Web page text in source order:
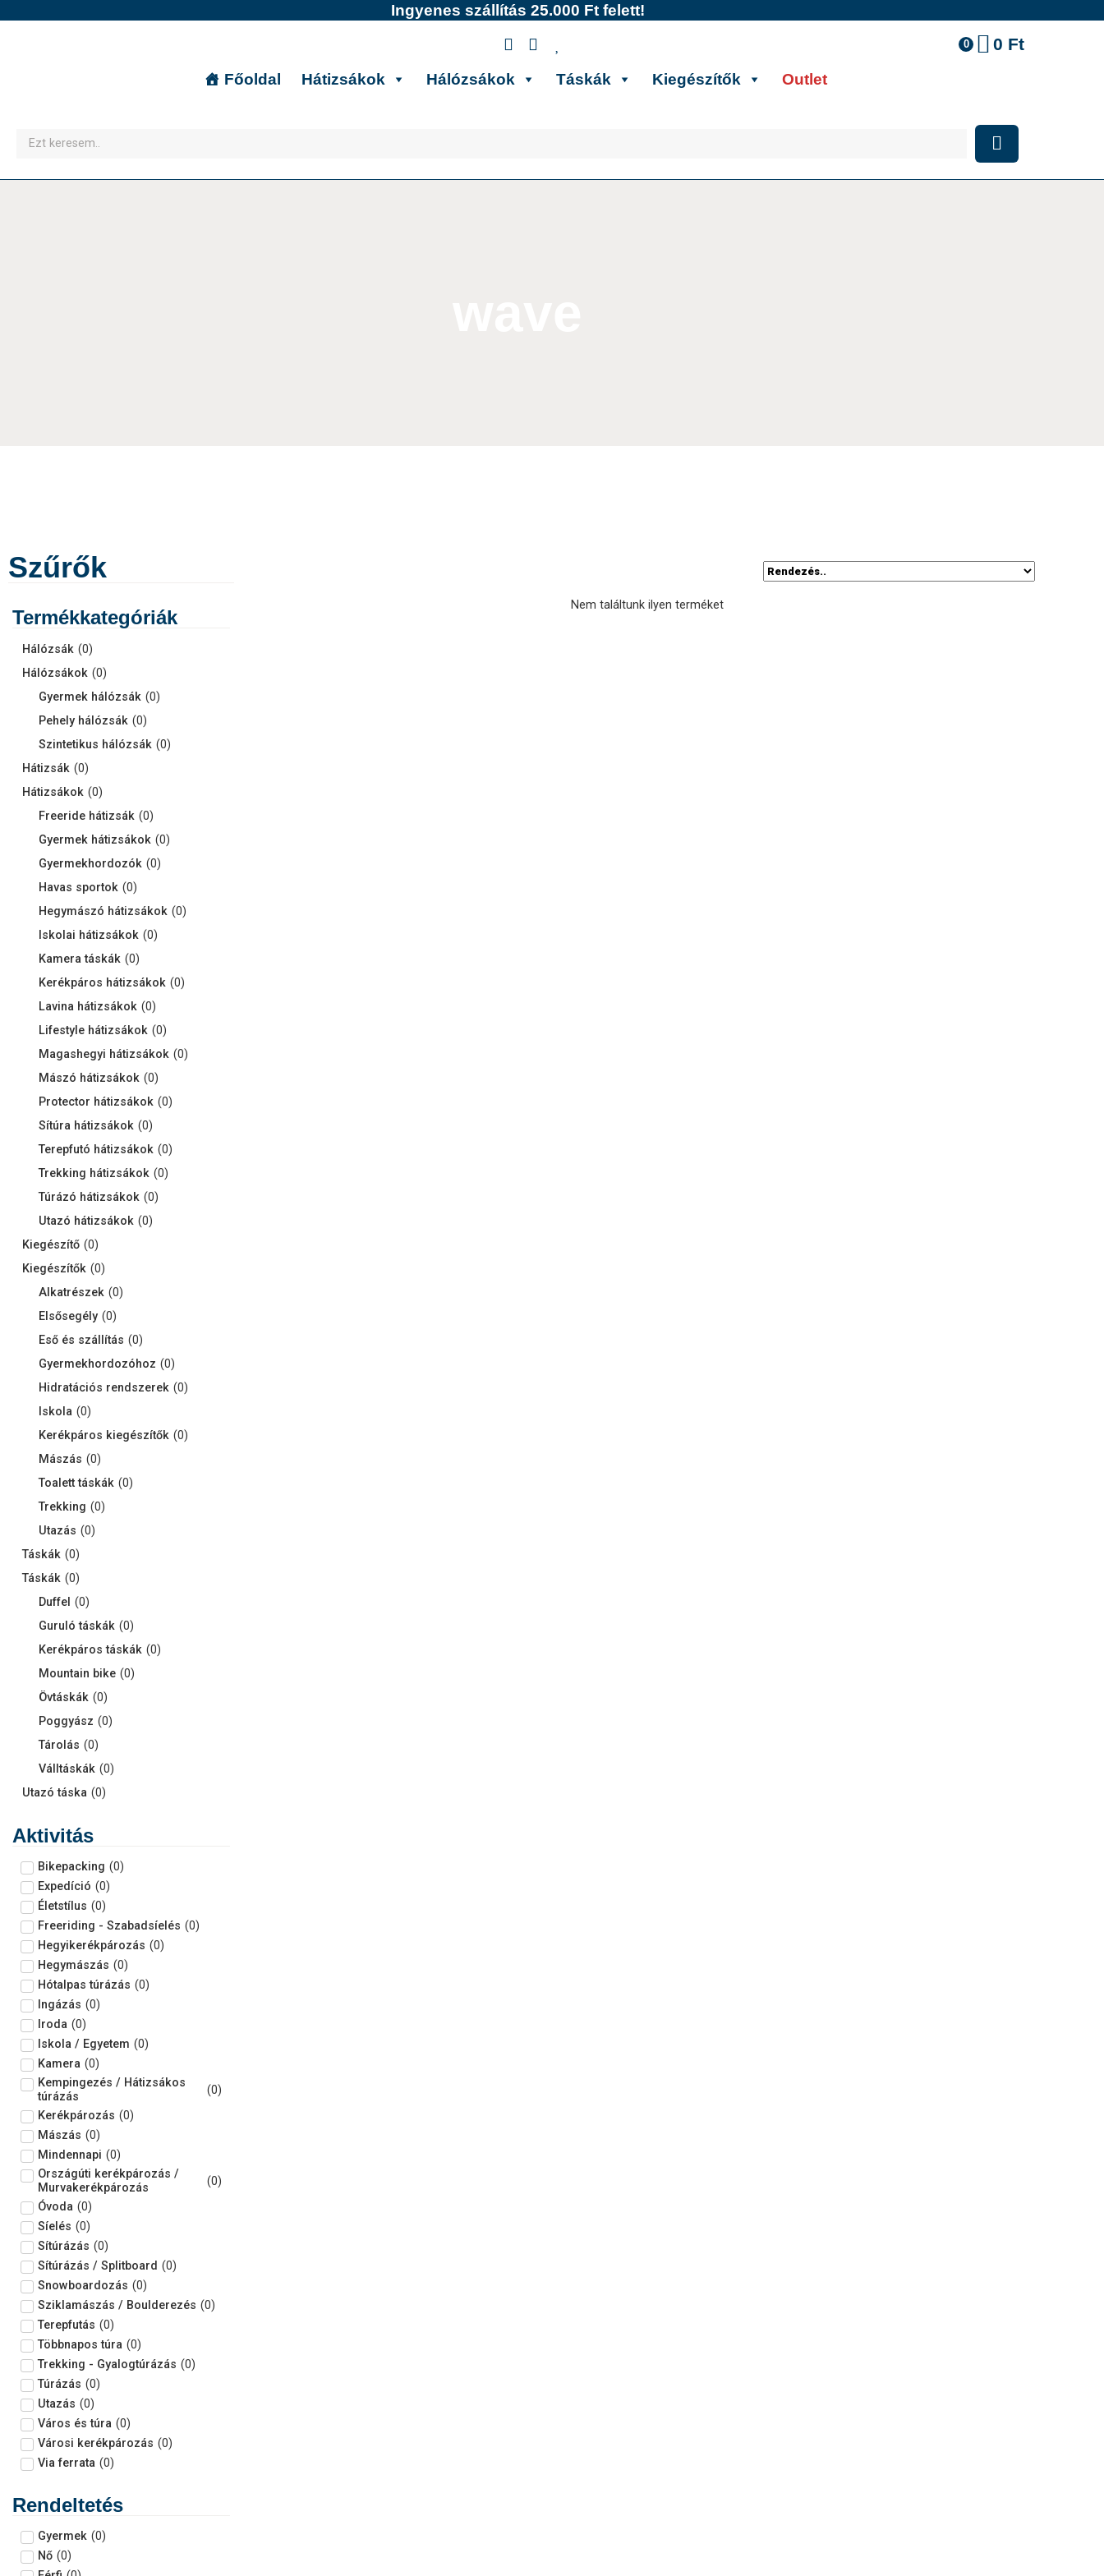
Ingyenes szállítás 25.000 Ft felett!
0 0 Ft
Főoldal Hátizsákok Hálózsákok Táskák Kiegészítők Outlet
Szűrők
Termékkategóriák
Hálózsák (0)
Hálózsákok (0)
Gyermek hálózsák (0)
Pehely hálózsák (0)
Szintetikus hálózsák (0)
Hátizsák (0)
Hátizsákok (0)
Freeride hátizsák (0)
Gyermek hátizsákok (0)
Gyermekhordozók (0)
Havas sportok (0)
Hegymászó hátizsákok (0)
Iskolai hátizsákok (0)
Kamera táskák (0)
Kerékpáros hátizsákok (0)
Lavina hátizsákok (0)
Lifestyle hátizsákok (0)
Magashegyi hátizsákok (0)
Mászó hátizsákok (0)
Protector hátizsákok (0)
Sítúra hátizsákok (0)
Terepfutó hátizsákok (0)
Trekking hátizsákok (0)
Túrázó hátizsákok (0)
Utazó hátizsákok (0)
Kiegészítő (0)
Kiegészítők (0)
Alkatrészek (0)
Elsősegély (0)
Eső és szállítás (0)
Gyermekhordozóhoz (0)
Hidratációs rendszerek (0)
Iskola (0)
Kerékpáros kiegészítők (0)
Mászás (0)
Toalett táskák (0)
Trekking (0)
Utazás (0)
Táskák (0)
Táskák (0)
Duffel (0)
Guruló táskák (0)
Kerékpáros táskák (0)
Mountain bike (0)
Övtáskák (0)
Poggyász (0)
Tárolás (0)
Válltáskák (0)
Utazó táska (0)
Aktivitás
Bikepacking (0)
Expedíció (0)
Életstílus (0)
Freeriding - Szabadsíelés (0)
Hegyikerékpározás (0)
Hegymászás (0)
Hótalpas túrázás (0)
Ingázás (0)
Iroda (0)
Iskola / Egyetem (0)
Kamera (0)
Kempingezés / Hátizsákos
túrázás
(0)
Kerékpározás (0)
Mászás (0)
Mindennapi (0)
Országúti kerékpározás /
Murvakerékpározás
(0)
Óvoda (0)
Síelés (0)
Sítúrázás (0)
Sítúrázás / Splitboard (0)
Snowboardozás (0)
Sziklamászás / Boulderezés (0)
Terepfutás (0)
Többnapos túra (0)
Trekking - Gyalogtúrázás (0)
Túrázás (0)
Utazás (0)
Város és túra (0)
Városi kerékpározás (0)
Via ferrata (0)
Rendeltetés
Gyermek (0)
Nő (0)
Nem találtunk ilyen terméket